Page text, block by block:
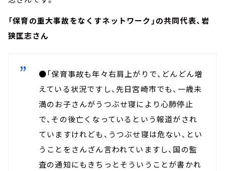
「保育の重大事故をなくすネットワーク」の共同代表、岩
狭匡志さん
●「保育事故も年々右肩上がりで、どんどん増
えている状況ですし、先日宮崎市でも、一歳未
満のお子さんがうつぶせ寝により心肺停止
で、その後亡くなっているという報道がされ
ていますけれども、うつぶせ寝は危ない、とい
うことをさんざん言われていますし、国の監
査の通知にもきちっとそういうことが書かれ